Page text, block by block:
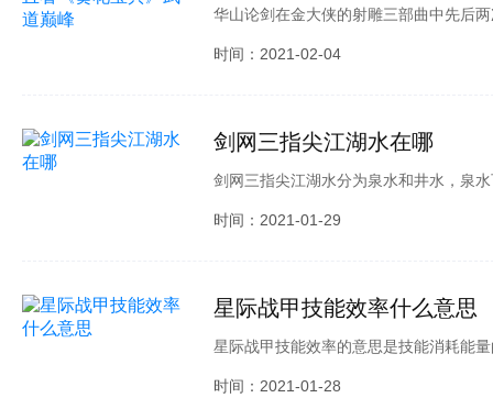
华山论剑在金大侠的射雕三部曲中先后
中五绝也成为无数江湖人翘首仰望为为
时间：2021-02-04
剑网三指尖江湖水在哪
剑网三指尖江湖水分为泉水和井水，泉
靠近就可以进行采集，井水的最大产出
时间：2021-01-29
星际战甲技能效率什么意思
星际战甲技能效率的意思是技能消耗能
能量就越少;效率越低，你释放一次技能
时间：2021-01-28